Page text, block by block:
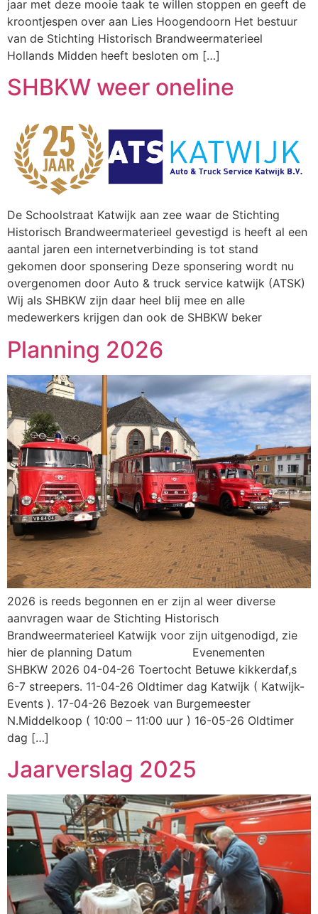
jaar met deze mooie taak te willen stoppen en geeft de
kroontjespen over aan Lies Hoogendoorn Het bestuur
van de Stichting Historisch Brandweermaterieel
Hollands Midden heeft besloten om […]
SHBKW weer oneline
De Schoolstraat Katwijk aan zee waar de Stichting
Historisch Brandweermaterieel gevestigd is heeft al een
aantal jaren een internetverbinding is tot stand
gekomen door sponsering Deze sponsering wordt nu
overgenomen door Auto & truck service katwijk (ATSK)
Wij als SHBKW zijn daar heel blij mee en alle
medewerkers krijgen dan ook de SHBKW beker
Planning 2026
2026 is reeds begonnen en er zijn al weer diverse
aanvragen waar de Stichting Historisch
Brandweermaterieel Katwijk voor zijn uitgenodigd, zie
hier de planning Datum Evenementen
SHBKW 2026 04-04-26 Toertocht Betuwe kikkerdaf,s
6-7 streepers. 11-04-26 Oldtimer dag Katwijk ( Katwijk-
Events ). 17-04-26 Bezoek van Burgemeester
N.Middelkoop ( 10:00 – 11:00 uur ) 16-05-26 Oldtimer
dag […]
Jaarverslag 2025